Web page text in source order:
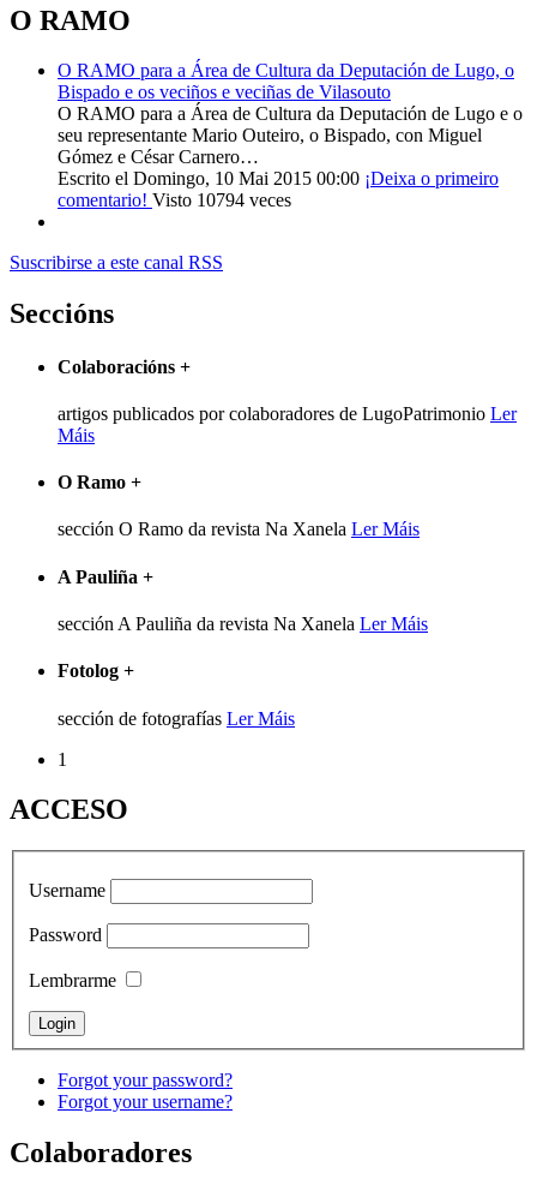
O RAMO
O RAMO para a Área de Cultura da Deputación de Lugo, o
Bispado e os veciños e veciñas de Vilasouto
O RAMO para a Área de Cultura da Deputación de Lugo e o
seu representante Mario Outeiro, o Bispado, con Miguel
Gómez e César Carnero…
Escrito el Domingo, 10 Mai 2015 00:00 ¡Deixa o primeiro
comentario! Visto 10794 veces
Suscribirse a este canal RSS
Seccións
Colaboracións +
artigos publicados por colaboradores de LugoPatrimonio Ler
Máis
O Ramo +
sección O Ramo da revista Na Xanela Ler Máis
A Pauliña +
sección A Pauliña da revista Na Xanela Ler Máis
Fotolog +
sección de fotografías Ler Máis
1
ACCESO
Username
Password
Lembrarme
Forgot your password?
Forgot your username?
Colaboradores